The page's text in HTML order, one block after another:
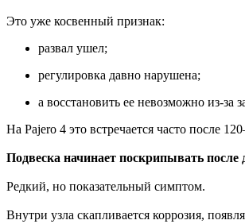
Это уже косвенный признак:
развал ушел;
регулировка давно нарушена;
а восстановить ее невозможно из-за
На Pajero 4 это встречается часто после
Подвеска начинает поскрипывать после
Редкий, но показательный симптом.
Внутри узла скапливается коррозия,